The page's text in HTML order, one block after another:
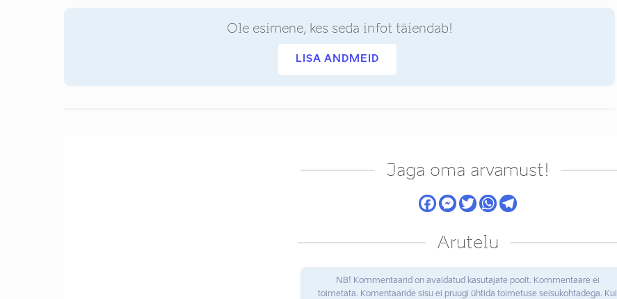
Ole esimene, kes seda infot täiendab!
LISA ANDMEID
Jaga oma arvamust!
Arutelu
NB! Kommentaarid on avaldatud kasutajate poolt. Kommentaare ei
toimetata. Komentaaride sisu ei pruugi ühtida toimetuse seisukohtadega. Kui